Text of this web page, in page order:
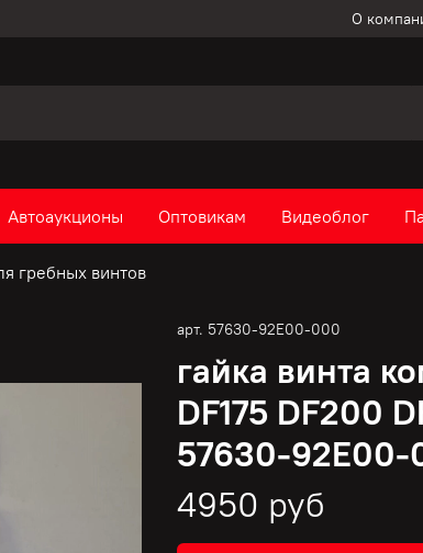
О
Автоаукционы Оптовикам Видеоблог
гребных винтов
арт. 57630-92E00-000
гайка винта
DF175 DF200
57630-92E00-
4950 руб